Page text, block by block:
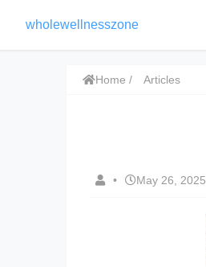
wholewellnesszone
Home Articles
• May 26, 2025